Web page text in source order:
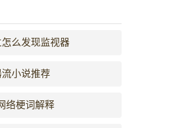
怎么发现监视器
小说推荐
络梗词解释